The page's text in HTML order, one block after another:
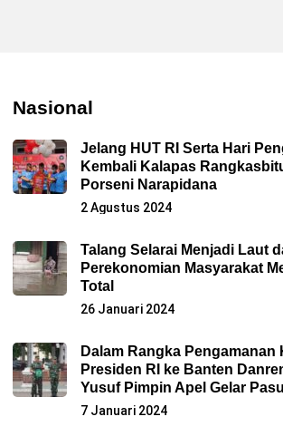
Nasional
Jelang HUT RI Serta Hari
Kembali Kalapas
Porseni Narapidana
2 Agustus 2024
Talang Selarai Menjadi Laut
Perekonomian Masyarakat
Total
26 Januari 2024
Dalam Rangka Pengamanan
Presiden RI ke Banten
Yusuf Pimpin Apel Gelar
7 Januari 2024